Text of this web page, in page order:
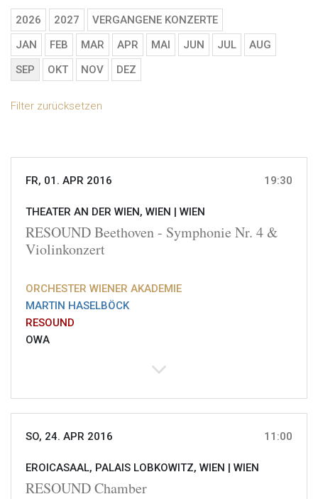
2026 2027
VERGANGENE KONZERTE
JAN
FEB MAR APR MAI JUN JUL
AUG
SEP
OKT NOV DEZ
Filter zurücksetzen
FR, 01. APR 2016 19:30
THEATER AN DER WIEN, WIEN | WIEN
RESOUND Beethoven - Symphonie Nr. 4 &
Violinkonzert
ORCHESTER WIENER AKADEMIE
MARTIN HASELBÖCK
RESOUND
OWA
SO, 24. APR 2016 11:00
EROICASAAL, PALAIS LOBKOWITZ, WIEN | WIEN
RESOUND Chamber